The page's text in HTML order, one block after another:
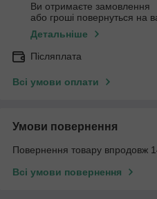
Ви отримаєте замовлення
або гроші повернуться на
Детальніше
Післяплата
Всі умови оплати
Умови повернення
Повернення товару впродовж
Всі умови повернення